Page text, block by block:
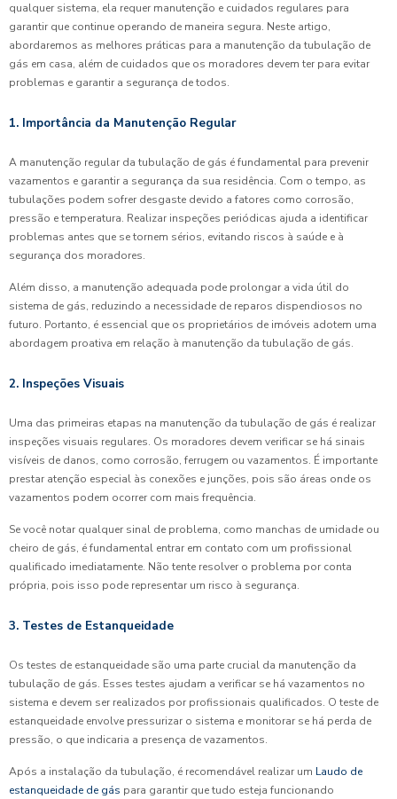
qualquer sistema, ela requer manutenção e cuidados regulares para
garantir que continue operando de maneira segura. Neste artigo,
abordaremos as melhores práticas para a manutenção da tubulação de
gás em casa, além de cuidados que os moradores devem ter para evitar
problemas e garantir a segurança de todos.
1. Importância da Manutenção Regular
A manutenção regular da tubulação de gás é fundamental para prevenir
vazamentos e garantir a segurança da sua residência. Com o tempo, as
tubulações podem sofrer desgaste devido a fatores como corrosão,
pressão e temperatura. Realizar inspeções periódicas ajuda a identificar
problemas antes que se tornem sérios, evitando riscos à saúde e à
segurança dos moradores.
Além disso, a manutenção adequada pode prolongar a vida útil do
sistema de gás, reduzindo a necessidade de reparos dispendiosos no
futuro. Portanto, é essencial que os proprietários de imóveis adotem uma
abordagem proativa em relação à manutenção da tubulação de gás.
2. Inspeções Visuais
Uma das primeiras etapas na manutenção da tubulação de gás é realizar
inspeções visuais regulares. Os moradores devem verificar se há sinais
visíveis de danos, como corrosão, ferrugem ou vazamentos. É importante
prestar atenção especial às conexões e junções, pois são áreas onde os
vazamentos podem ocorrer com mais frequência.
Se você notar qualquer sinal de problema, como manchas de umidade ou
cheiro de gás, é fundamental entrar em contato com um profissional
qualificado imediatamente. Não tente resolver o problema por conta
própria, pois isso pode representar um risco à segurança.
3. Testes de Estanqueidade
Os testes de estanqueidade são uma parte crucial da manutenção da
tubulação de gás. Esses testes ajudam a verificar se há vazamentos no
sistema e devem ser realizados por profissionais qualificados. O teste de
estanqueidade envolve pressurizar o sistema e monitorar se há perda de
pressão, o que indicaria a presença de vazamentos.
Após a instalação da tubulação, é recomendável realizar um Laudo de
estanqueidade de gás para garantir que tudo esteja funcionando